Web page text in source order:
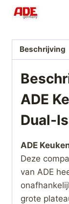
Beschrijving
ADE
Dual-
ADE
Deze
van ADE
grote